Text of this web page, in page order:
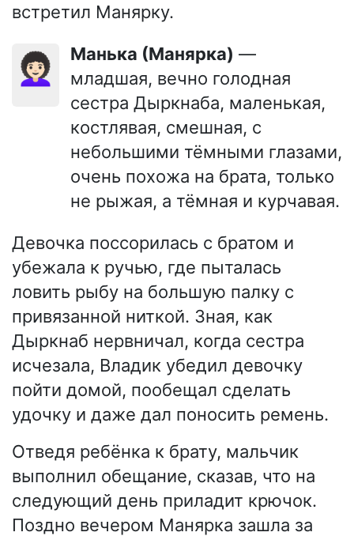
встретил Манярку.
👩🏻‍🦱 Манька (Манярка) —
младшая, вечно голодная
сестра Дыркнаба, маленькая,
костлявая, смешная, с
небольшими тёмными глазами,
очень похожа на брата, только
не рыжая, а тёмная и курчавая.
Девочка поссорилась с братом и
убежала к ручью, где пыталась
ловить рыбу на большую палку с
привязанной ниткой. Зная, как
Дыркнаб нервничал, когда сестра
исчезала, Владик убедил девочку
пойти домой, пообещал сделать
удочку и даже дал поносить ремень.
Отведя ребёнка к брату, мальчик
выполнил обещание, сказав, что на
следующий день приладит крючок.
Поздно вечером Манярка зашла за